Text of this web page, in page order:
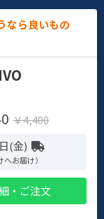
なら良いもの
￥4,400
(金)
お届け）
・ご注文